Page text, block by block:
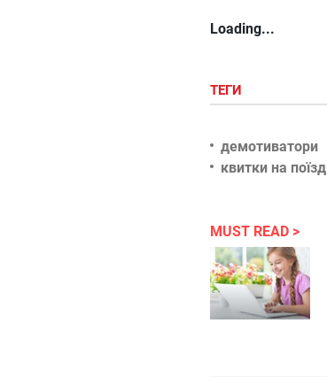
Loading...
ТЕГИ
демотиватори
квитки на поїзд
MUST READ